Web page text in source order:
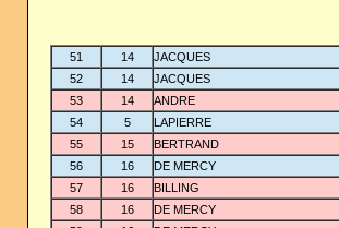
51 14 JACQUES
52
14 JACQUES
53
14 ANDRE
54
5 LAPIERRE
55
15 BERTRAND
56
16 DE MERCY
57
16 BILLING
58
16 DE MERCY